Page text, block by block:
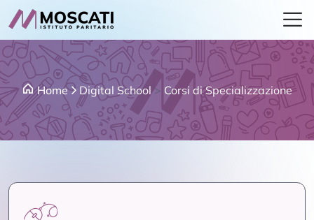
Home Digital School> Corsi di Specializzazione